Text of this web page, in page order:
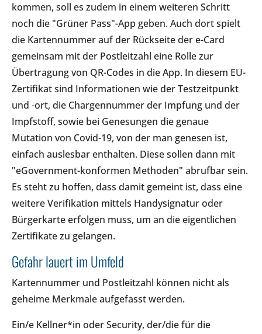
kommen, soll es zudem in einem weiteren Schritt
noch die "Grüner Pass"-App geben. Auch dort spielt
die Kartennummer auf der Rückseite der e-Card
gemeinsam mit der Postleitzahl eine Rolle zur
Übertragung von QR-Codes in die App. In diesem EU-
Zertifikat sind Informationen wie der Testzeitpunkt
und -ort, die Chargennummer der Impfung und der
Impfstoff, sowie bei Genesungen die genaue
Mutation von Covid-19, von der man genesen ist,
einfach auslesbar enthalten. Diese sollen dann mit
"eGovernment-konformen Methoden" abrufbar sein.
Es steht zu hoffen, dass damit gemeint ist, dass eine
weitere Verifikation mittels Handysignatur oder
Bürgerkarte erfolgen muss, um an die eigentlichen
Zertifikate zu gelangen.
Gefahr lauert im Umfeld
Kartennummer und Postleitzahl können nicht als
geheime Merkmale aufgefasst werden.
Ein/e Kellner*in oder Security, der/die für die